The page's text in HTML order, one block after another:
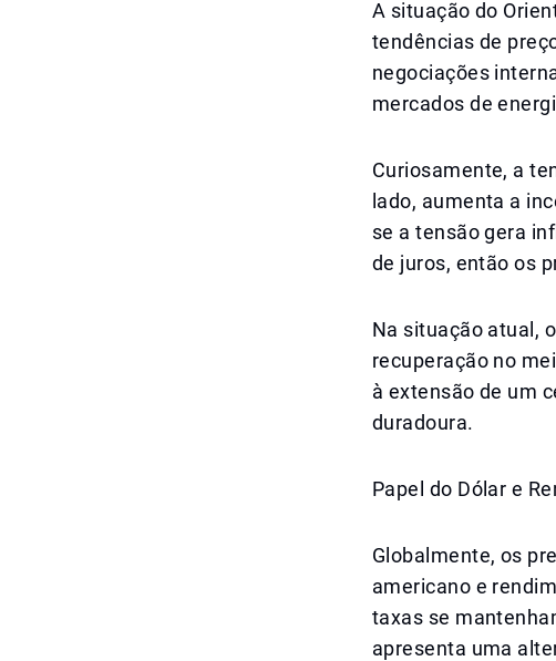
A situação do
tendências de
negociações
mercados de
Curiosamente, a
lado, aumenta a
se a tensão gera
de juros, então os
Na situação atual,
recuperação no
à extensão de um
duradoura.
Papel do Dólar e
Globalmente, os
americano e
taxas se
apresenta uma